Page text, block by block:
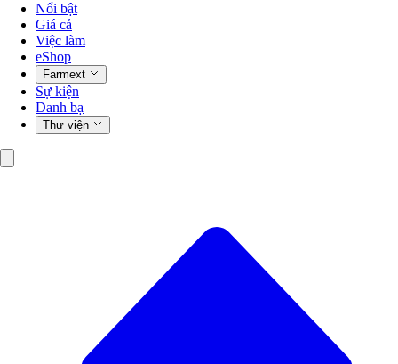
Nổi bật
Giá cả
Việc làm
eShop
Farmext
Sự kiện
Danh bạ
Thư viện